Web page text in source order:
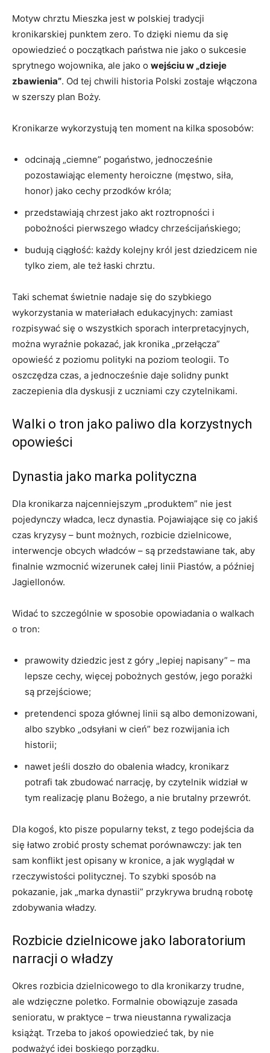
Motyw chrztu Mieszka jest w polskiej tradycji
kronikarskiej punktem zero. To dzięki niemu da się
opowiedzieć o początkach państwa nie jako o sukcesie
sprytnego wojownika, ale jako o wejściu w „dzieje
zbawienia”. Od tej chwili historia Polski zostaje włączona
w szerszy plan Boży.
Kronikarze wykorzystują ten moment na kilka sposobów:
odcinają „ciemne” pogaństwo, jednocześnie
pozostawiając elementy heroiczne (męstwo, siła,
honor) jako cechy przodków króla;
przedstawiają chrzest jako akt roztropności i
pobożności pierwszego władcy chrześcijańskiego;
budują ciągłość: każdy kolejny król jest dziedzicem nie
tylko ziem, ale też łaski chrztu.
Taki schemat świetnie nadaje się do szybkiego
wykorzystania w materiałach edukacyjnych: zamiast
rozpisywać się o wszystkich sporach interpretacyjnych,
można wyraźnie pokazać, jak kronika „przełącza”
opowieść z poziomu polityki na poziom teologii. To
oszczędza czas, a jednocześnie daje solidny punkt
zaczepienia dla dyskusji z uczniami czy czytelnikami.
Walki o tron jako paliwo dla korzystnych
opowieści
Dynastia jako marka polityczna
Dla kronikarza najcenniejszym „produktem” nie jest
pojedynczy władca, lecz dynastia. Pojawiające się co jakiś
czas kryzysy – bunt możnych, rozbicie dzielnicowe,
interwencje obcych władców – są przedstawiane tak, aby
finalnie wzmocnić wizerunek całej linii Piastów, a później
Jagiellonów.
Widać to szczególnie w sposobie opowiadania o walkach
o tron:
prawowity dziedzic jest z góry „lepiej napisany” – ma
lepsze cechy, więcej pobożnych gestów, jego porażki
są przejściowe;
pretendenci spoza głównej linii są albo demonizowani,
albo szybko „odsyłani w cień” bez rozwijania ich
historii;
nawet jeśli doszło do obalenia władcy, kronikarz
potrafi tak zbudować narrację, by czytelnik widział w
tym realizację planu Bożego, a nie brutalny przewrót.
Dla kogoś, kto pisze popularny tekst, z tego podejścia da
się łatwo zrobić prosty schemat porównawczy: jak ten
sam konflikt jest opisany w kronice, a jak wyglądał w
rzeczywistości politycznej. To szybki sposób na
pokazanie, jak „marka dynastii” przykrywa brudną robotę
zdobywania władzy.
Rozbicie dzielnicowe jako laboratorium
narracji o władzy
Okres rozbicia dzielnicowego to dla kronikarzy trudne,
ale wdzięczne poletko. Formalnie obowiązuje zasada
senioratu, w praktyce – trwa nieustanna rywalizacja
książąt. Trzeba to jakoś opowiedzieć tak, by nie
podważyć idei boskiego porządku.